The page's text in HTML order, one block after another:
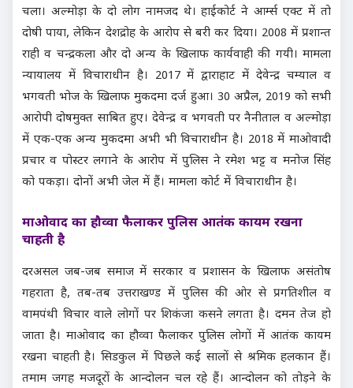
चला। अल्मोड़ा के दो लोग नामजद थे। हाईकोर्ट ने आर्म्स एक्ट में तो
दोषी पाया, लेकिन देशद्रोह के आरोप से बरी कर दिया। 2008 में प्रशान्त
राही व चन्द्रकला और दो अन्य के खिलाफ कार्यवाही की गयी। मामला
न्यायालय में विचाराधीन है। 2017 में द्वाराहाट में देवेन्द्र चम्याल व
भगवती भोज के खिलाफ मुकदमा दर्ज हुआ। 30 अप्रैल, 2019 को सभी
आरोपी दोषमुक्त साबित हुए। देवेन्द्र व भगवती पर नैनीताल व अल्मोड़ा
में एक-एक अन्य मुकदमा अभी भी विचाराधीन है। 2018 में माओवादी
प्रचार व पोस्टर लगाने के आरोप में पुलिस ने रमेश भट्ट व मनोज सिंह
को पकड़ा। दोनों अभी जेल में हैं। मामला कोर्ट में विचाराधीन है।
माओवाद का हौव्वा फैलाकर पुलिस आतंक कायम रखना
चाहती है
दरअसल जब-जब समाज में सरकार व प्रशासन के खिलाफ असंतोष
गहराता है, तब-तब उत्तराखण्ड में पुलिस की ओर से प्रगतिशील व
वामपंथी विचार वाले लोगों पर शिकंजा कसने लगता है। दमन तेज हो
जाता है। माओवाद का हौव्वा फैलाकर पुलिस लोगों में आतंक कायम
रखना चाहती है। सिडकुल में पिछले कई सालों से श्रमिक हलकान हैं।
तमाम जगह मजदूरों के आन्दोलन चल रहे हैं। आन्दोलन को तोड़ने के